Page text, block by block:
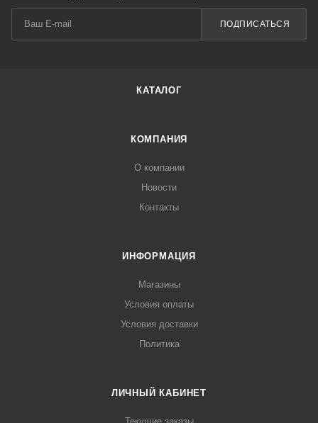
ПОДПИСАТЬСЯ
КАТАЛОГ
КОМПАНИЯ
О компании
Новости
Контакты
ИНФОРМАЦИЯ
Магазины
Условия оплаты
Условия доставки
Политика
ЛИЧНЫЙ КАБИНЕТ